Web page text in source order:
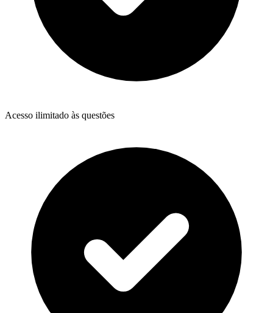
Acesso ilimitado às questões